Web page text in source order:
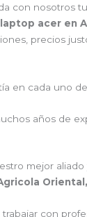
con nosotros
acer en
precios
en cada uno
años de
mejor aliado
Oriental,
con